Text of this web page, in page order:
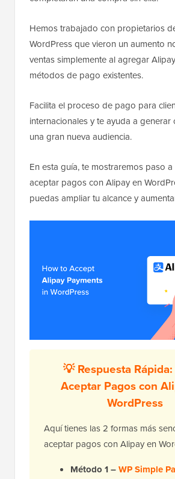
Hemos trabajado con propietarios
WordPress que vieron un aumento
ventas simplemente al agregar
métodos de pago existentes.
Facilita el proceso de pago para
internacionales y te ayuda a generar
una gran nueva audiencia.
En esta guía, te mostraremos paso
aceptar pagos con Alipay en
puedas ampliar tu alcance y
💡 Respuesta
Aceptar Pagos con
WordPress
Aquí tienes las 2 formas más
aceptar pagos con Alipay en
Método 1 –WP Simple